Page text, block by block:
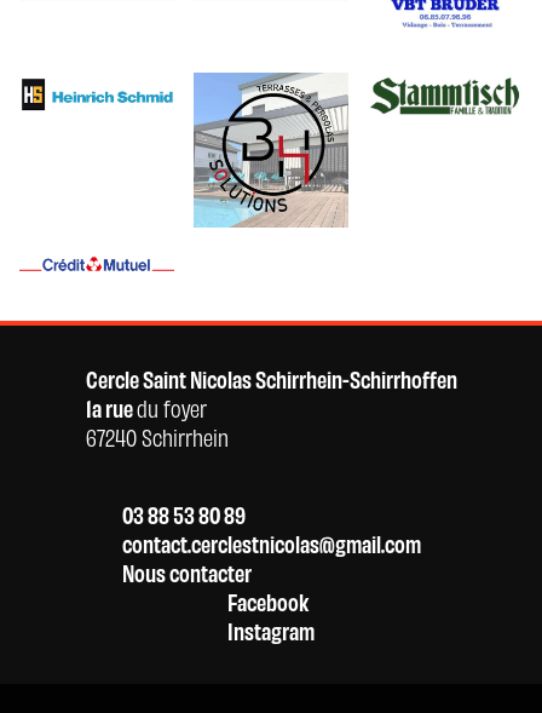
Cercle Saint Nicolas Schirrhein-Schirrhoffen
1a ruedu foyer
67240 Schirrhein
03 88 53 80 89
contact.cerclestnicolas@gmail.com
Nous contacter
Facebook
Instagram